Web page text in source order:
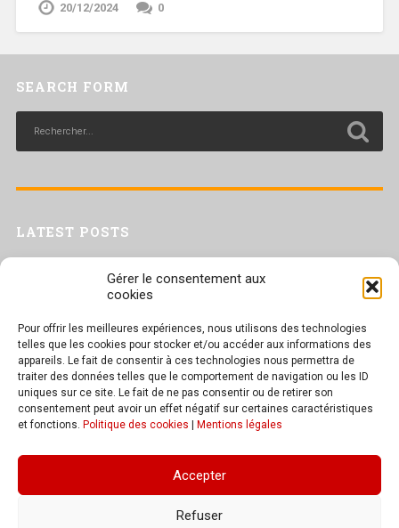
Gérer le consentement aux
cookies
Pour offrir les meilleures expériences, nous utilisons des technologies
telles que les cookies pour stocker et/ou accéder aux informations des
appareils. Le fait de consentir à ces technologies nous permettra de
traiter des données telles que le comportement de navigation ou les ID
uniques sur ce site. Le fait de ne pas consentir ou de retirer son
consentement peut avoir un effet négatif sur certaines caractéristiques
et fonctions. Politique des cookies Mentions légales
Accepter
Refuser
20/12/2024 0
SEARCH FORM
LATEST POSTS
Trac confédéral sur les situations de travail par forte chaleur
Séance plénière du CESER du 23 juin 2026
Tract UD 25 — Une nouvelle attaque contre nos droits : les arrêts
maladie
TEXT WIDGET
These widgets are displayed because you haven't added any widgets of
your own yet. You can do so at Appearance > Widgets in the WordPress